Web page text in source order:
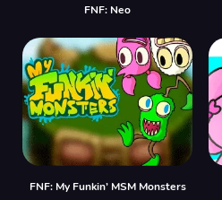
FNF: Neo
FNF: My Funkin’ MSM Monsters